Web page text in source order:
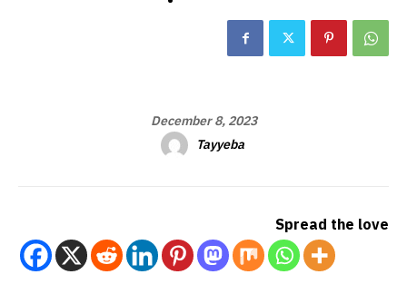
December 8, 2023
Tayyeba
Spread the love